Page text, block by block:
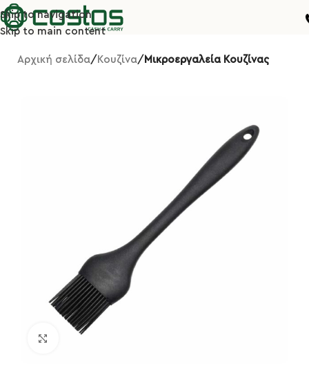
Skip to navigation
Skip to main content
Αρχική σελίδα Κουζίνα Μικροεργαλεία Κουζίνας
Κλικ για μεγέθυνση